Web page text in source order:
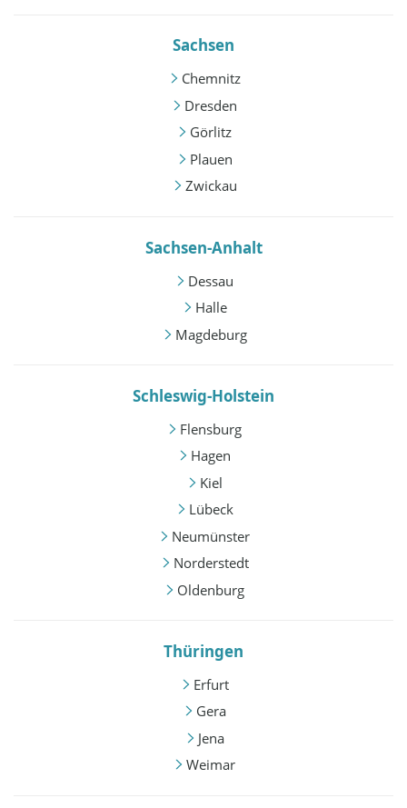
Sachsen
Chemnitz
Dresden
Görlitz
Plauen
Zwickau
Sachsen-Anhalt
Dessau
Halle
Magdeburg
Schleswig-Holstein
Flensburg
Hagen
Kiel
Lübeck
Neumünster
Norderstedt
Oldenburg
Thüringen
Erfurt
Gera
Jena
Weimar